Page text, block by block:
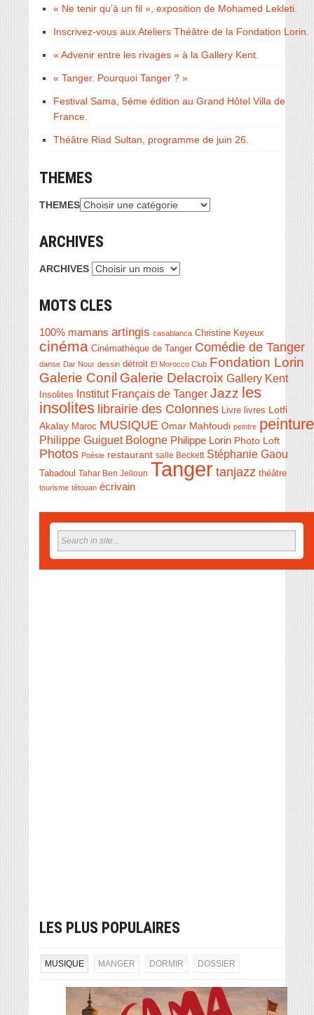
« Ne tenir qu’à un fil », exposition de Mohamed Lekleti.
Inscrivez-vous aux Ateliers Théâtre de la Fondation Lorin.
« Advenir entre les rivages » à la Gallery Kent.
« Tanger. Pourquoi Tanger ? »
Festival Sama, 5éme édition au Grand Hôtel Villa de
France.
Théâtre Riad Sultan, programme de juin 26.
THEMES
THEMES
ARCHIVES
ARCHIVES
MOTS CLES
100% mamans artingis casablanca Christine Keyeux
cinéma Cinémathèque de Tanger Comédie de Tanger
danse Dar Nour dessin détroit El Morocco Club Fondation Lorin
Galerie Conil Galerie Delacroix Gallery Kent
Insolites Institut Français de Tanger Jazz les
insolites librairie des Colonnes Livre livres Lotfi
Akalay Maroc MUSIQUE Omar Mahfoudi peintre peinture
Philippe Guiguet Bologne Philippe Lorin Photo Loft
Photos Poésie restaurant salle Beckett Stéphanie Gaou
Tabadoul Tahar Ben Jelloun Tanger tanjazz théâtre
tourisme tétouan écrivain
LES PLUS POPULAIRES
MUSIQUE MANGER DORMIR DOSSIER